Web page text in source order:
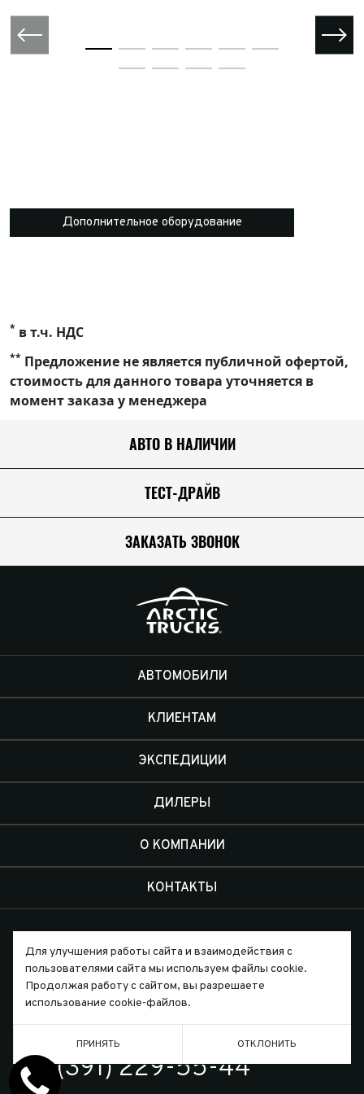
Дополнительное оборудование
* в т.ч. НДС
** Предложение не является публичной офертой,
стоимость для данного товара уточняется в
момент заказа у менеджера
АВТО В НАЛИЧИИ
ТЕСТ-ДРАЙВ
ЗАКАЗАТЬ ЗВОНОК
АВТОМОБИЛИ
КЛИЕНТАМ
ЭКСПЕДИЦИИ
ДИЛЕРЫ
О КОМПАНИИ
КОНТАКТЫ
Письмо директору
ТЕЛЕФОН
7 (391) 229-55-44
Для улучшения работы сайта и взаимодействия с
пользователями сайта мы используем файлы cookie.
Продолжая работу с сайтом, вы разрешаете
использование cookie-файлов.
ПРИНЯТЬ ОТКЛОНИТЬ